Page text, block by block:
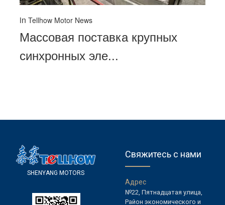
in Tellhow Motor News
Массовая поставка крупных
синхронных эле...
SHENYANG MOTORS
Свяжитесь с нами
Адрес
№22, Пятнадцатая улица,
Район экономического и